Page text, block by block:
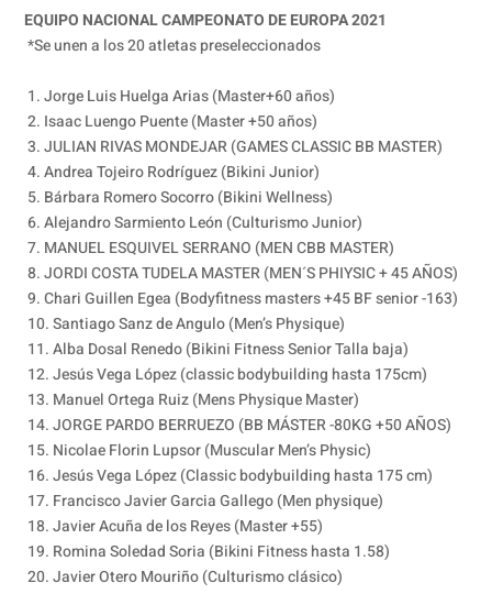
EQUIPO NACIONAL CAMPEONATO DE EUROPA 2021
*Se unen a los 20 atletas preseleccionados
1. Jorge Luis Huelga Arias (Master+60 años)
2. Isaac Luengo Puente (Master +50 años)
3. JULIAN RIVAS MONDEJAR (GAMES CLASSIC BB MASTER)
4. Andrea Tojeiro Rodríguez (Bikini Junior)
5. Bárbara Romero Socorro (Bikini Wellness)
6. Alejandro Sarmiento León (Culturismo Junior)
7. MANUEL ESQUIVEL SERRANO (MEN CBB MASTER)
8. JORDI COSTA TUDELA MASTER (MEN´S PHIYSIC + 45 AÑOS)
9. Chari Guillen Egea (Bodyfitness masters +45 BF senior -163)
10. Santiago Sanz de Angulo (Men’s Physique)
11. Alba Dosal Renedo (Bikini Fitness Senior Talla baja)
12. Jesús Vega López (classic bodybuilding hasta 175cm)
13. Manuel Ortega Ruiz (Mens Physique Master)
14. JORGE PARDO BERRUEZO (BB MÁSTER -80KG +50 AÑOS)
15. Nicolae Florin Lupsor (Muscular Men’s Physic)
16. Jesús Vega López (Classic bodybuilding hasta 175 cm)
17. Francisco Javier Garcia Gallego (Men physique)
18. Javier Acuña de los Reyes (Master +55)
19. Romina Soledad Soria (Bikini Fitness hasta 1.58)
20. Javier Otero Mouriño (Culturismo clásico)